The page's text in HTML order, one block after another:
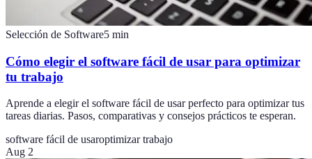
Selección de Software5 min
Cómo elegir el software fácil de usar para optimizar
tu trabajo
Aprende a elegir el software fácil de usar perfecto para optimizar tus
tareas diarias. Pasos, comparativas y consejos prácticos te esperan.
software fácil de usaroptimizar trabajo
Aug 2